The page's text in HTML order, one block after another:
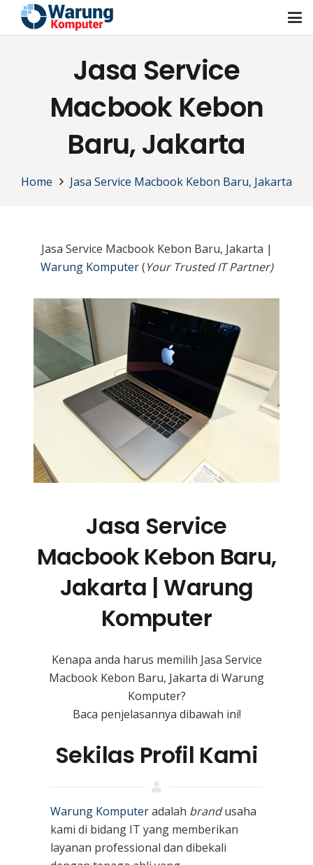
Jasa Service
Macbook Kebon
Baru, Jakarta
Home Jasa Service Macbook Kebon Baru, Jakarta
Jasa Service Macbook Kebon Baru, Jakarta |
Warung Komputer(Your Trusted IT Partner)
Jasa Service
Macbook Kebon Baru,
Jakarta | Warung
Komputer
Kenapa anda harus memilih Jasa Service
Macbook Kebon Baru, Jakarta di Warung
Komputer?
Baca penjelasannya dibawah ini!
Sekilas Profil Kami
Warung Komputeradalah brandusaha
kami di bidang IT yang memberikan
layanan professional dan dibekali